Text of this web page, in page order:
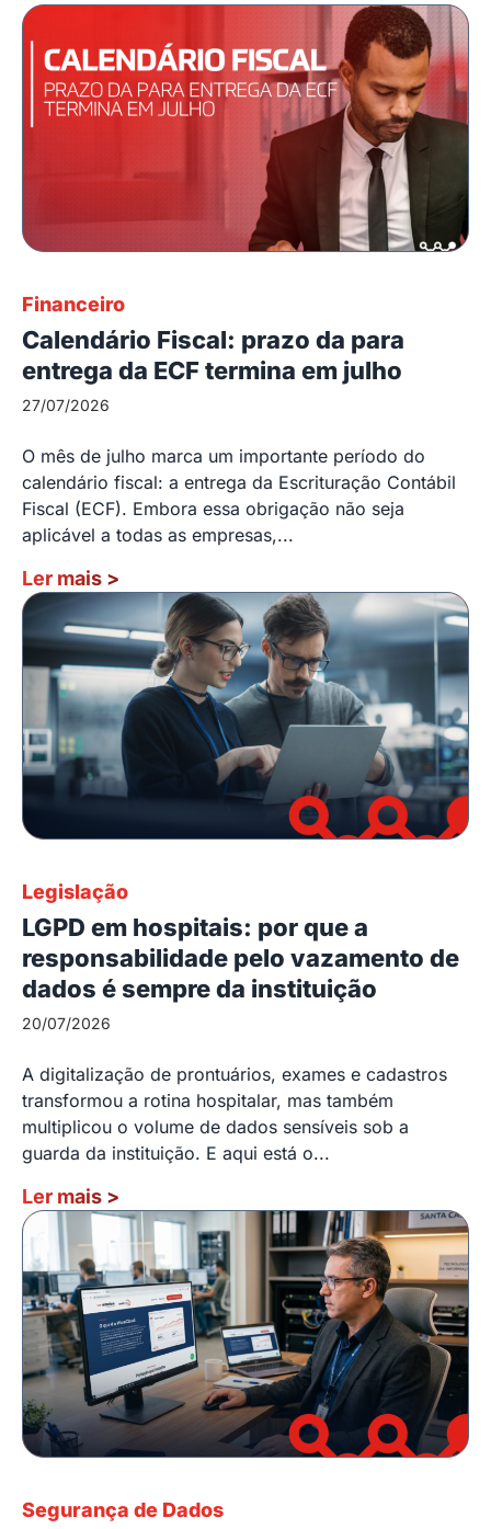
Financeiro
Calendário Fiscal: prazo da para
entrega da ECF termina em julho
27/07/2026
O mês de julho marca um importante período do
calendário fiscal: a entrega da Escrituração Contábil
Fiscal (ECF). Embora essa obrigação não seja
aplicável a todas as empresas,...
Ler mais >
Legislação
LGPD em hospitais: por que a
responsabilidade pelo vazamento de
dados é sempre da instituição
20/07/2026
A digitalização de prontuários, exames e cadastros
transformou a rotina hospitalar, mas também
multiplicou o volume de dados sensíveis sob a
guarda da instituição. E aqui está o...
Ler mais >
Segurança de Dados